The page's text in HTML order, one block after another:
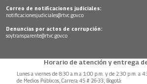
Correo de notificaciones judiciales:
notificacionesjudiciales@rtvc.gov.co
Denuncias por actos de corrupción:
soytransparente@rtvc.gov.co
Horario de atención y entrega
Lunes a viernes de 8:30 a.m.a 1:00 p.m. y de 2:30 p.m. a
de Medios Públicos, Carrera 45 # 26-33, Bogotá.